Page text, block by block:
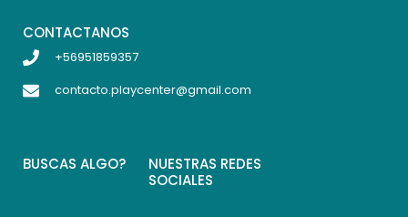
CONTACTANOS
+56951859357
contacto.playcenter@gmail.com
BUSCAS ALGO?
NUESTRAS REDES
SOCIALES